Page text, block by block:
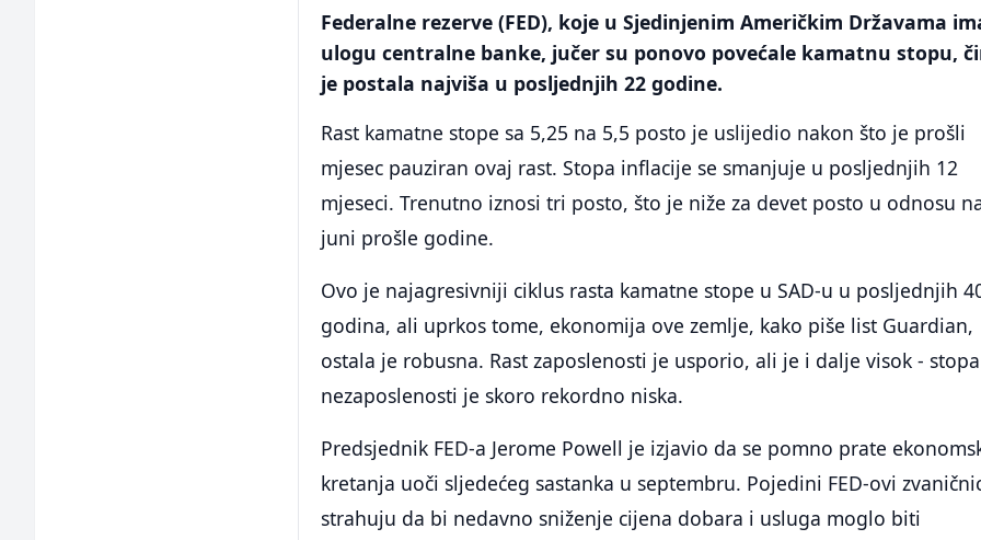
Federalne rezerve (FED), koje u Sjedinjenim Američkim Državama
ulogu centralne banke, jučer su ponovo povećale kamatnu stopu,
je postala najviša u posljednjih 22 godine.
Rast kamatne stope sa 5,25 na 5,5 posto je uslijedio nakon što je prošli
mjesec pauziran ovaj rast. Stopa inflacije se smanjuje u posljednjih 12
mjeseci. Trenutno iznosi tri posto, što je niže za devet posto u odnosu
juni prošle godine.
Ovo je najagresivniji ciklus rasta kamatne stope u SAD-u u posljednjih
godina, ali uprkos tome, ekonomija ove zemlje, kako piše list Guardian,
ostala je robusna. Rast zaposlenosti je usporio, ali je i dalje visok - stopa
nezaposlenosti je skoro rekordno niska.
Predsjednik FED-a Jerome Powell je izjavio da se pomno prate
kretanja uoči sljedećeg sastanka u septembru. Pojedini FED-ovi
strahuju da bi nedavno sniženje cijena dobara i usluga moglo biti